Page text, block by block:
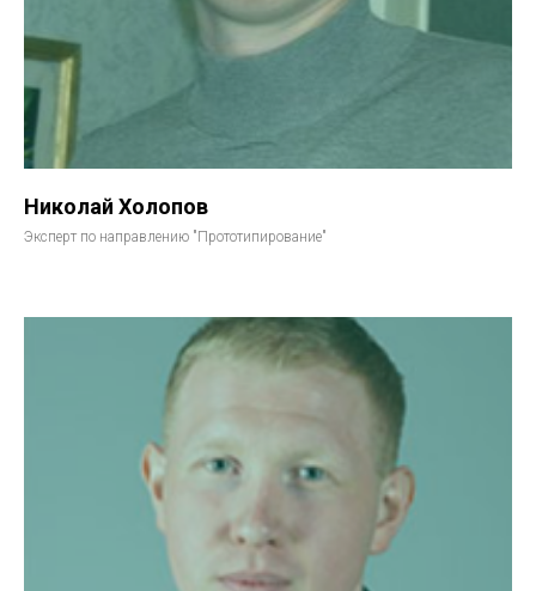
Николай Холопов
Эксперт по направлению "Прототипирование"